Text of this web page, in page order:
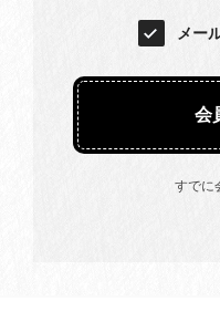
メー
会
すでに